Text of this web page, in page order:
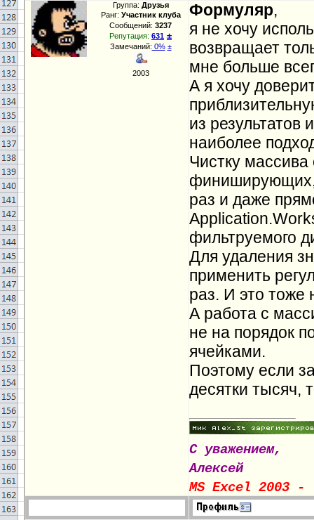
Группа: Друзья
Ранг: Участник клуба
Сообщений: 3237
Репутация: 631 ±
Замечаний: 0% ±
2003
Формуляр,
я не хочу
возвращает
мне больше
А я хочу
из
наиболее
Чистку
финиширующих,
раз и даже
фильтруемого
Для удаления
применить
раз. И это тоже
А работа с
не на порядок
ячейками.
Поэтому если
десятки тысяч,
С уважением,
Алексей
MS Excel 2003